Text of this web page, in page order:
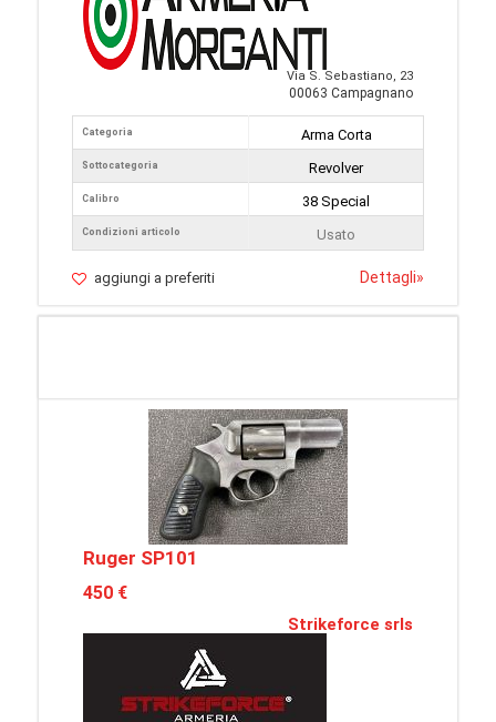
Via S. Sebastiano, 23
00063 Campagnano
Categoria
Sottocategoria
Calibro
Condizioni articolo
Arma Corta
Revolver
38 Special
Usato
aggiungi a preferiti Dettagli»
Ruger SP101
450 €
Strikeforce srls